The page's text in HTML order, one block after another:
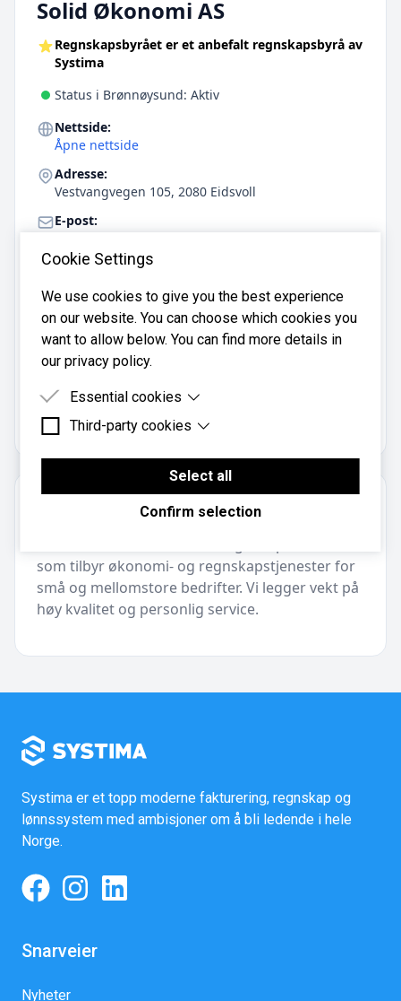
Solid Økonomi AS
Regnskapsbyrået er et anbefalt regnskapsbyrå av
Systima
Status i Brønnøysund: Aktiv
Nettside:
Åpne nettside
Adresse:
Vestvangvegen 105, 2080 Eidsvoll
E-post:
Telefon:
Mobil:
934 32 821
Solid Økonomi AS er registrert i
Brønnøysundregistrene
931575678.
Om regnskapsbyrået
som tilbyr økonomi- og regnskapstjenester for
små og mellomstore bedrifter. Vi legger vekt på
høy kvalitet og personlig service.
Cookie Settings
We use cookies to give you the best experience
on our website. You can choose which cookies you
want to allow below. You can find more details in
our privacy policy.
Essential cookies
Essential cookies are cookies that are needed for
Third-party cookies
Third-party cookies are cookies set by third-party
software to enable features such as Google
Maps.
Select all
Confirm selection
Systima er et topp moderne fakturering, regnskap og
lønnssystem med ambisjoner om å bli ledende i hele
Norge.
Snarveier
Nyheter